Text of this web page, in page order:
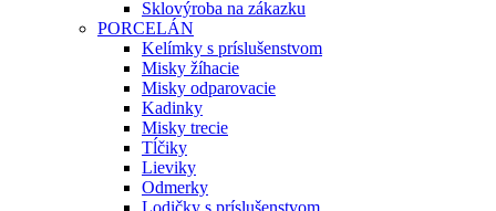
Sklovýroba na zákazku
PORCELÁN
Kelímky s príslušenstvom
Misky žíhacie
Misky odparovacie
Kadinky
Misky trecie
Tĺčiky
Lieviky
Odmerky
Lodičky s príslušenstvom